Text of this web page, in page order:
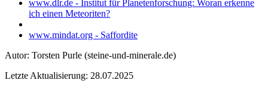
www.dlr.de - Institut für Planetenforschung: Woran erkenne
ich einen Meteoriten?
www.mindat.org - Saffordite
Autor: Torsten Purle (steine-und-minerale.de)
Letzte Aktualisierung: 28.07.2025